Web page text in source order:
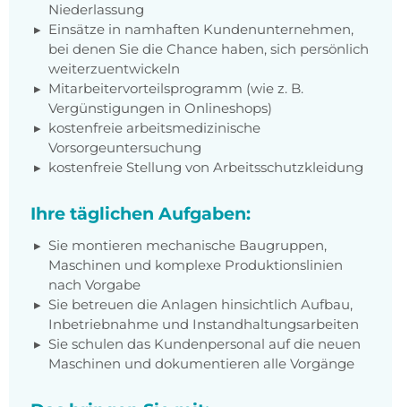
Niederlassung
Einsätze in namhaften Kundenunternehmen,
bei denen Sie die Chance haben, sich persönlich
weiterzuentwickeln
Mitarbeitervorteilsprogramm (wie z. B.
Vergünstigungen in Onlineshops)
kostenfreie arbeitsmedizinische
Vorsorgeuntersuchung
kostenfreie Stellung von Arbeitsschutzkleidung
Ihre täglichen Aufgaben:
Sie montieren mechanische Baugruppen,
Maschinen und komplexe Produktionslinien
nach Vorgabe
Sie betreuen die Anlagen hinsichtlich Aufbau,
Inbetriebnahme und Instandhaltungsarbeiten
Sie schulen das Kundenpersonal auf die neuen
Maschinen und dokumentieren alle Vorgänge